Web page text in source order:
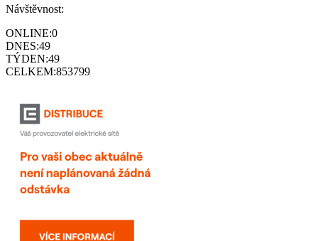
Návštěvnost:
ONLINE:0
DNES:49
TÝDEN:49
CELKEM:853799